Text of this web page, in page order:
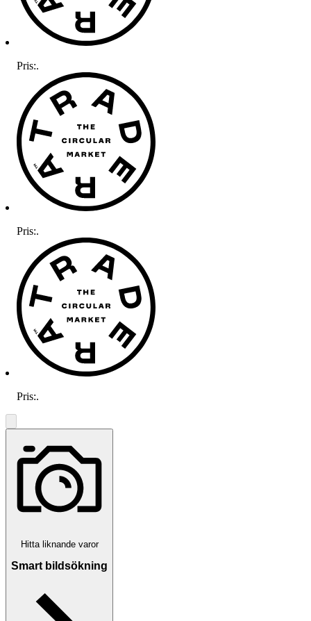
Pris:.
Pris:.
Pris:.
Hitta liknande varor
Smart bildsökning